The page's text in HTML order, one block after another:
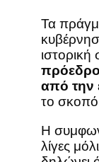
Τα
από την
το
Η
λίγες